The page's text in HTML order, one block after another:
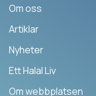
Om oss
Artiklar
Nyheter
Ett Halal Liv
Om webbplatsen